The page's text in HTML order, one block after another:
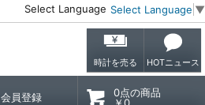
Select Language Select Language ▼
時計を売る HOTニュース
会員登録
0点の商品